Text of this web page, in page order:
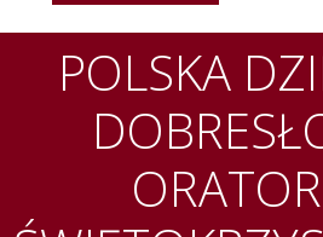
POLSKA
Warsztaty
Festiwal
Kurs instruktorski
Sprawozdania